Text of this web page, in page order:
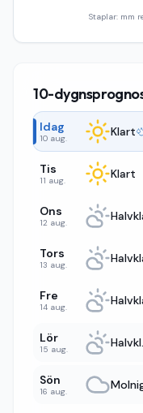
Staplar: mm
10-
Idag
10 aug. Klart
Tis
11 aug. Klart
Ons
12 aug.
Tors
13 aug.
Fre
14 aug.
Lör
15 aug.
Sön
16 aug.